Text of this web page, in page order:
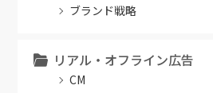
ブランド戦略
リアル・オフライン広告
CM